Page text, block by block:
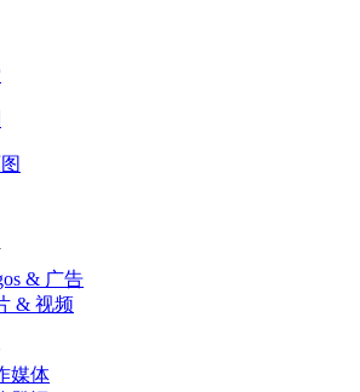
& 广告
& 视频
媒体